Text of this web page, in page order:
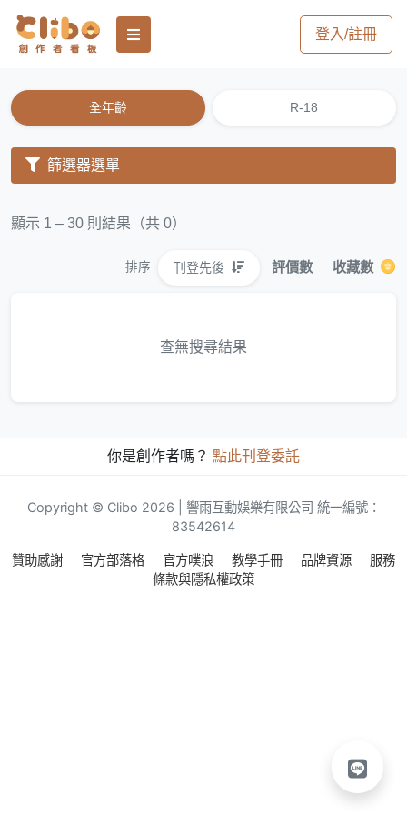
登入/註冊
全年齡 R-18
篩選器選單
顯示 1 – 30 則結果（共 0）
排序 刊登先後 評價數 收藏數
查無搜尋結果
你是創作者嗎？ 點此刊登委託
Copyright © Clibo 2026 | 響雨互動娛樂有限公司 統一編號：
83542614
贊助感謝 官方部落格 官方噗浪 教學手冊 品牌資源
服務
條款與隱私權政策